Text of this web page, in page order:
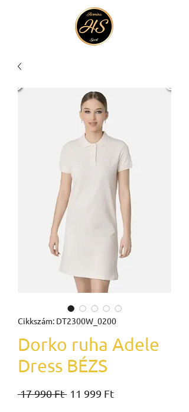
Cikkszám: DT2300W_0200
Dorko ruha Adele
Dress BÉZS
17 990 Ft Szokásos
11 999 FtAkciós